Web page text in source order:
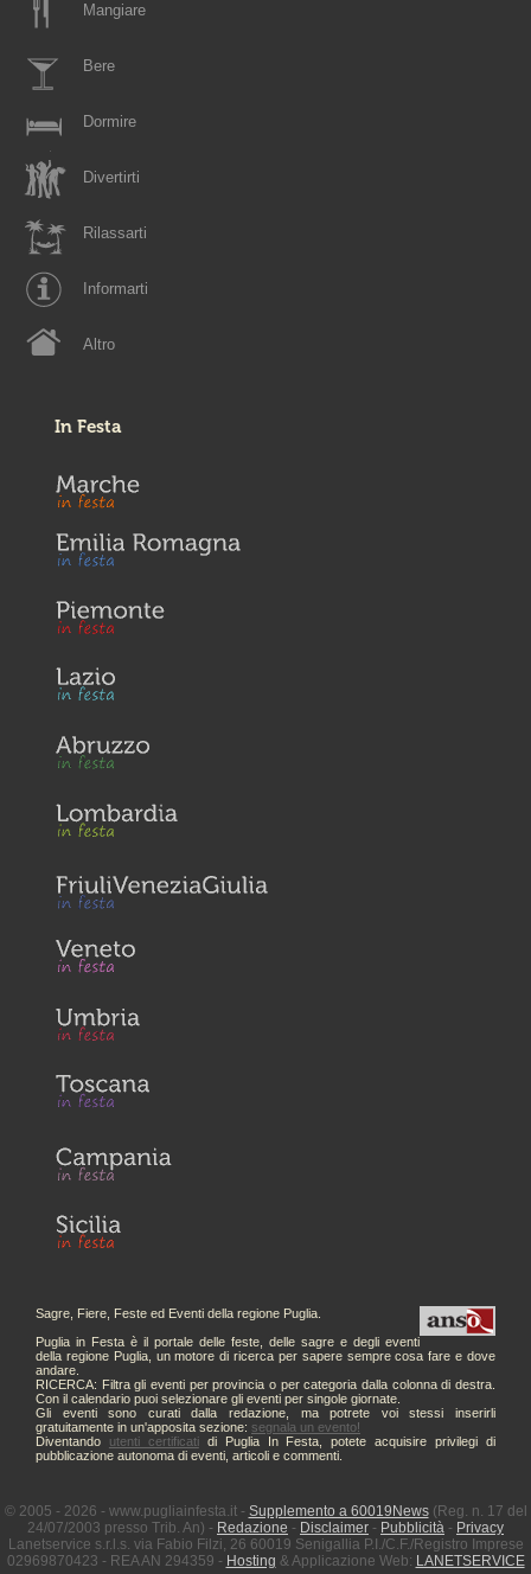
Mangiare
Bere
Dormire
Divertirti
Rilassarti
Informarti
Altro
In Festa
Sagre, Fiere, Feste ed Eventi della regione Puglia.
Puglia in Festa è il portale delle feste, delle sagre e degli eventi
della regione Puglia, un motore di ricerca per sapere sempre cosa fare e dove
andare.
RICERCA: Filtra gli eventi per provincia o per categoria dalla colonna di destra.
Con il calendario puoi selezionare gli eventi per singole giornate.
Gli eventi sono curati dalla redazione, ma potrete voi stessi inserirli
gratuitamente in un'apposita sezione: segnala un evento!
Diventando utenti certificatidi Puglia In Festa, potete acquisire privilegi di
pubblicazione autonoma di eventi, articoli e commenti.
© 2005 - 2026 - www.pugliainfesta.it - Supplemento a 60019News(Reg. n. 17 del
24/07/2003 presso Trib. An) - Redazione - Disclaimer - Pubblicità - Privacy
Lanetservice s.r.l.s. via Fabio Filzi, 26 60019 Senigallia P.I./C.F./Registro Imprese
02969870423 - REA AN 294359 - Hosting & Applicazione Web: LANETSERVICE